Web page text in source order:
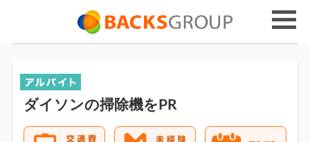
ダイソンの掃除機をPR